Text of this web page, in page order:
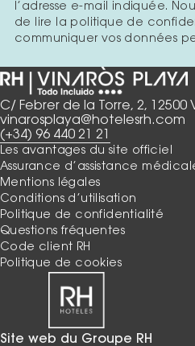
C/ Febrer de la Torre, 2, 12500
vinarosplaya@hotelesrh.com
(+34) 96 440 21 21
l’adresse e-mail indiquée.
de lire la politique de
communiquer vos données
Les avantages du site officiel
Assurance d’assistance
Mentions légales
Conditions d’utilisation
Politique de confidentialité
Questions fréquentes
Code client RH
Politique de cookies
Site web du Groupe RH